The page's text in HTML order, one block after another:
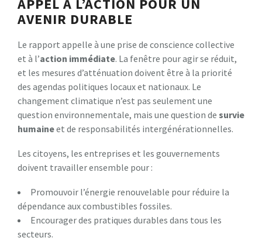
APPEL À L’ACTION POUR UN
AVENIR DURABLE
Le rapport appelle à une prise de conscience collective
et à l’action immédiate. La fenêtre pour agir se réduit,
et les mesures d’atténuation doivent être à la priorité
des agendas politiques locaux et nationaux. Le
changement climatique n’est pas seulement une
question environnementale, mais une question de survie
humaineet de responsabilités intergénérationnelles.
Les citoyens, les entreprises et les gouvernements
doivent travailler ensemble pour :
Promouvoir l’énergie renouvelable pour réduire la
dépendance aux combustibles fossiles.
Encourager des pratiques durables dans tous les
secteurs.